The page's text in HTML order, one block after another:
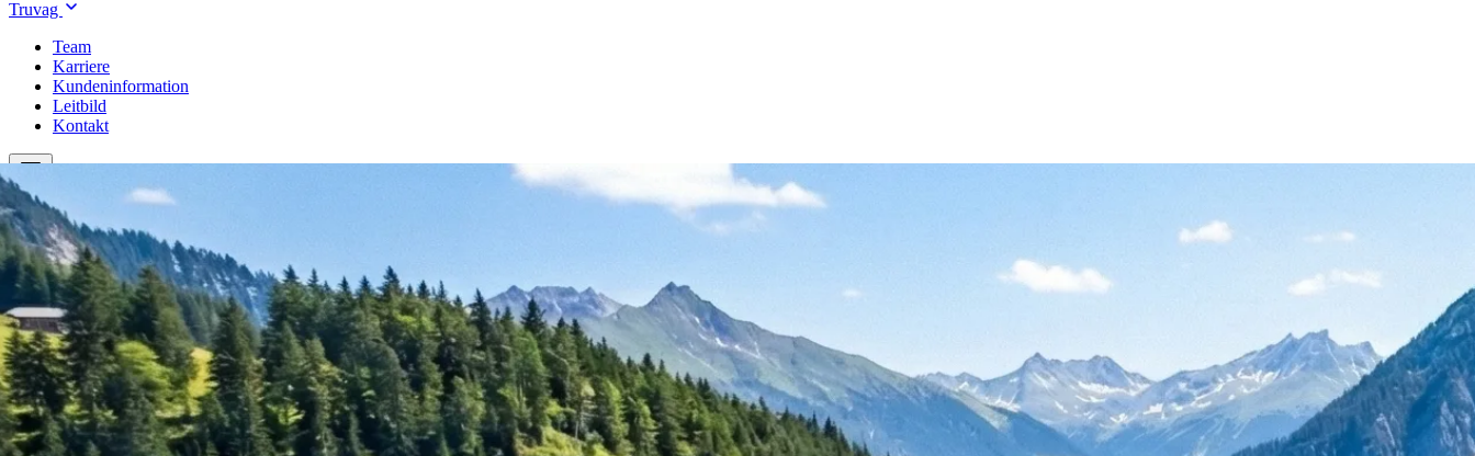
Truvag
Team
Karriere
Kundeninformation
Leitbild
Kontakt
Rechnungswesen
Personaladministration
Steuer & Recht
Abschlussberatung
Wirtschaftsprüfung